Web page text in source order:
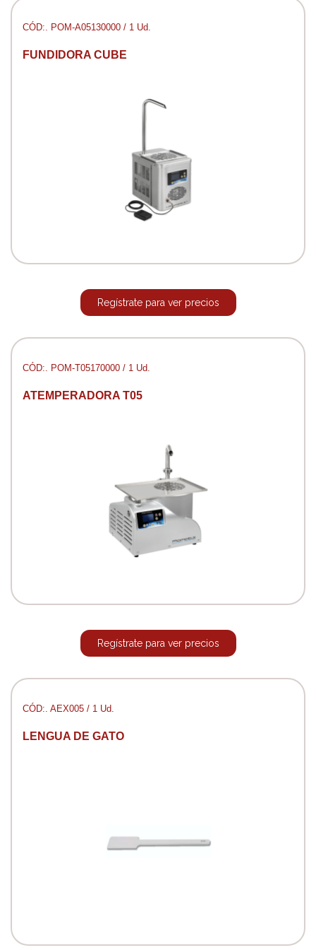
CÓD:. POM-A05130000 / 1 Ud.
FUNDIDORA CUBE
Regístrate para ver precios
CÓD:. POM-T05170000 / 1 Ud.
ATEMPERADORA T05
Regístrate para ver precios
CÓD:. AEX005 / 1 Ud.
LENGUA DE GATO